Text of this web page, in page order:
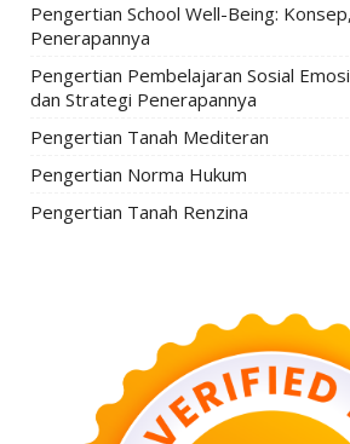
Pengertian School Well-Being:
Penerapannya
Pengertian Pembelajaran Sosial
dan Strategi Penerapannya
Pengertian Tanah Mediteran
Pengertian Norma Hukum
Pengertian Tanah Renzina